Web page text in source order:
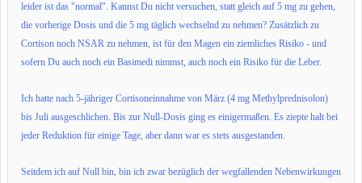
leider ist das "normal". Kannst Du nicht versuchen, statt gleich auf 5 mg zu gehen,
die vorherige Dosis und die 5 mg täglich wechselnd zu nehmen? Zusätzlich zu
Cortison noch NSAR zu nehmen, ist für den Magen ein ziemliches Risiko - und
sofern Du auch noch ein Basimedi nimmst, auch noch ein Risiko für die Leber.
Ich hatte nach 5-jähriger Cortisoneinnahme von März (4 mg Methylprednisolon)
bis Juli ausgeschlichen. Bis zur Null-Dosis ging es einigermaßen. Es ziepte halt bei
jeder Reduktion für einige Tage, aber dann war es stets ausgestanden.
Seitdem ich auf Null bin, bin ich zwar bezüglich der wegfallenden Nebenwirkungen